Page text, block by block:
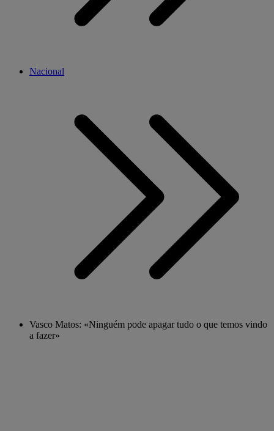
Nacional
Vasco Matos: «Ninguém pode apagar tudo o que temos vindo
a fazer»